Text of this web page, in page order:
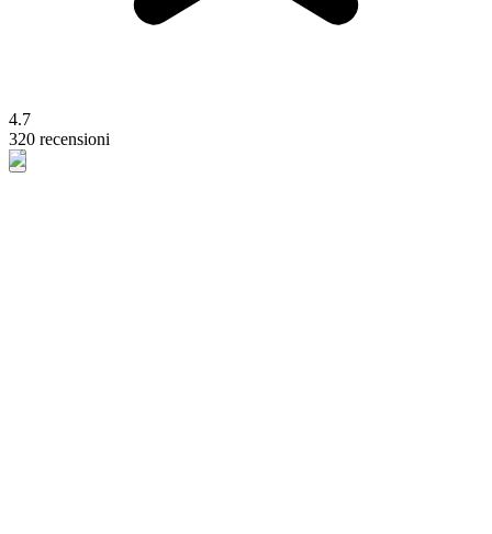
4.7
320 recensioni